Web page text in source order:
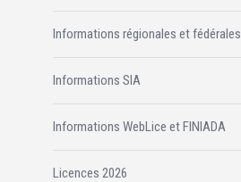
Informations régionales et fédérales
Informations SIA
Informations WebLice et FINIADA
Licences 2026